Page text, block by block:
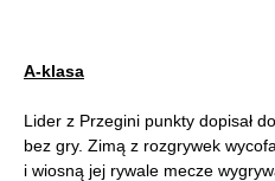
A-klasa
Lider z Przegini punkty dopisał
bez gry. Zimą z rozgrywek
i wiosną jej rywale mecze